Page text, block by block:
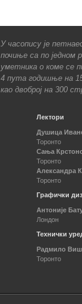
У часопису је
почиње са по једном
уметника о коме се
4 пута годишње на
као двоброј на 300
Лектори
Душица
Торонто
Сања
Торонто
Александра
Торонто
Графички
Антоније
Лондон
Технички
Радмило
Торонто